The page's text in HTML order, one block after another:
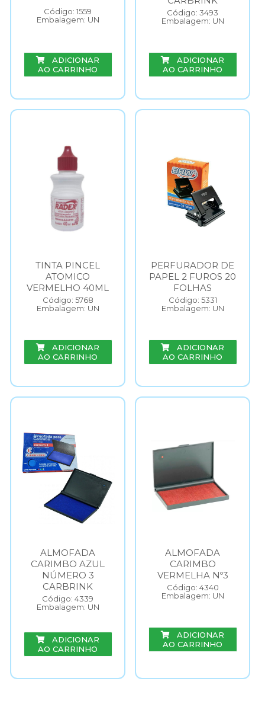
Código: 1559
Embalagem: UN
ADICIONAR
AO CARRINHO
Código: 3493
Embalagem: UN
ADICIONAR
AO CARRINHO
TINTA PINCEL
ATOMICO
VERMELHO 40ML
Código: 5768
Embalagem: UN
ADICIONAR
AO CARRINHO
PERFURADOR DE
PAPEL 2 FUROS 20
FOLHAS
Código: 5331
Embalagem: UN
ADICIONAR
AO CARRINHO
ALMOFADA
CARIMBO AZUL
NÚMERO 3
CARBRINK
Código: 4339
Embalagem: UN
ADICIONAR
AO CARRINHO
ALMOFADA
CARIMBO
VERMELHA Nº3
Código: 4340
Embalagem: UN
ADICIONAR
AO CARRINHO